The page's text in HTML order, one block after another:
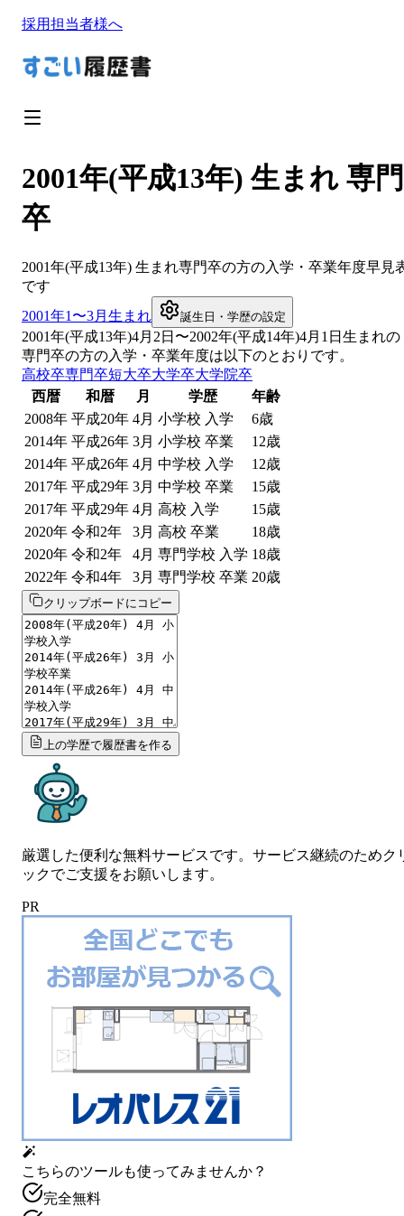
採用担当者様へ
2001年(平成13年) 生まれ 専門
卒
2001年(平成13年) 生まれ専門卒の方の入学・卒業年度早見
です
2001年1〜3月生まれ 誕生日・学歴の設定
2001年(平成13年)4月 2 日〜2002年(平成14年)4月1日生まれの
専門卒の方の入学・卒業年度は以下のとおりです。
高校卒専門卒短大卒大学卒大学院卒
西暦
和暦 月 学歴
年齢
2008年 平成20年 4月 小学校 入学 6歳
2014年 平成26年 3月 小学校 卒業 12歳
2014年 平成26年 4月 中学校 入学 12歳
2017年 平成29年 3月 中学校 卒業 15歳
2017年 平成29年 4月 高校 入学 15歳
2020年 令和2年 3月 高校 卒業 18歳
2020年 令和2年 4月 専門学校 入学 18歳
2022年 令和4年 3月 専門学校 卒業 20歳
クリップボードにコピー
上の学歴で履歴書を作る
厳選した便利な無料サービスです。サービス継続のためク
ックでご支援をお願いします。
PR
こちらのツールも使ってみませんか？
完全無料